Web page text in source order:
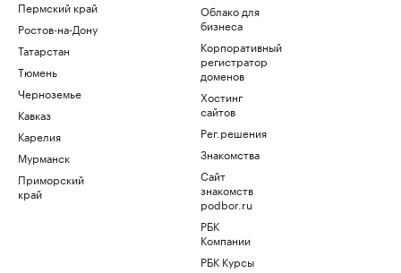
Пермский край
Ростов-на-Дону
Татарстан
Тюмень
Черноземье
Кавказ
Карелия
Мурманск
Приморский
край
Облако для
бизнеса
Корпоративный
регистратор
доменов
Хостинг
сайтов
Рег.решения
Знакомства
Сайт
знакомств
podbor.ru
РБК
Компании
РБК Курсы